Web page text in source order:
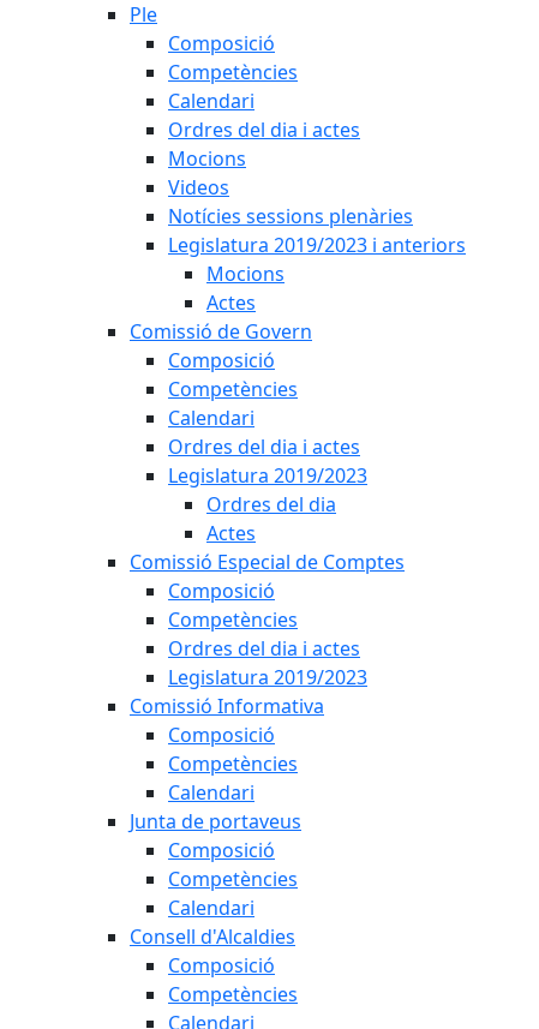
Ple
Composició
Competències
Calendari
Ordres del dia i actes
Mocions
Videos
Notícies sessions plenàries
Legislatura 2019/2023 i anteriors
Mocions
Actes
Comissió de Govern
Composició
Competències
Calendari
Ordres del dia i actes
Legislatura 2019/2023
Ordres del dia
Actes
Comissió Especial de Comptes
Composició
Competències
Ordres del dia i actes
Legislatura 2019/2023
Comissió Informativa
Composició
Competències
Calendari
Junta de portaveus
Composició
Competències
Calendari
Consell d'Alcaldies
Composició
Competències
Calendari